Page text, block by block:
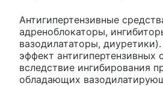
Антигипертензивные
адреноблокаторы,
вазодилататоры,
эффект антигипертензивных
вследствие ингибирования
обладающих